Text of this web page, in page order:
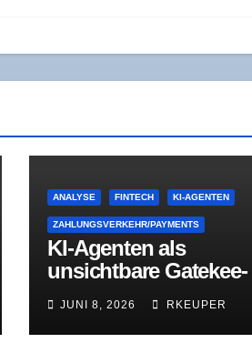
ANALYSE FINTECH KI-AGENTEN
ZAHLUNGSVERKEHR/PAYMENTS
KI-Agen­ten als
unsicht­ba­re Gate­kee­
2040” rich­tig sieht und
was es verschweigt
JUNI 8, 2026 RKEUPER